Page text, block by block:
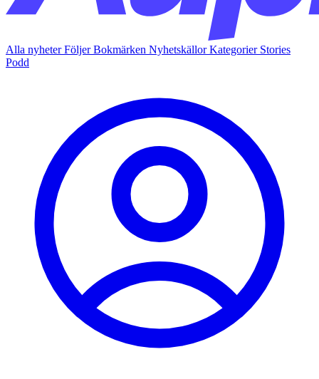
Alla nyheterFöljerBokmärken NyhetskällorKategorier Stories
Podd